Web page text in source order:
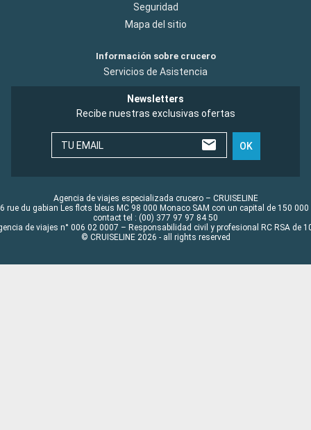
Seguridad
Mapa del sitio
Información sobre crucero
Servicios de Asistencia
Newsletters
Recibe nuestras exclusivas ofertas
TU EMAIL OK
Agencia de viajes especializada crucero – CRUISELINE
rue du gabian Les flots bleus MC 98 000 Monaco SAM con un capital de 150 000
contact tel : (00) 377 97 97 84 50
de viajes n° 006 02 0007 – Responsabilidad civil y profesional RC RSA de
© CRUISELINE 2026 - all rights reserved